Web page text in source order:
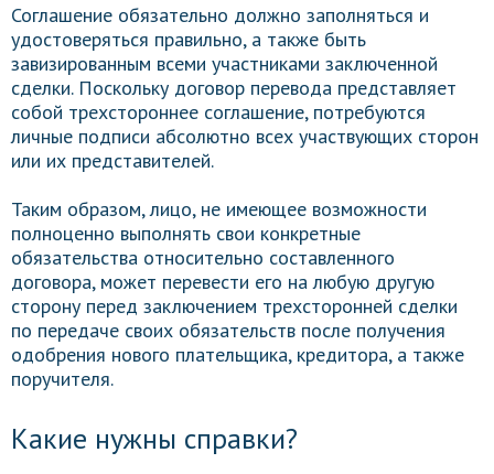
Соглашение обязательно должно заполняться и
удостоверяться правильно, а также быть
завизированным всеми участниками заключенной
сделки. Поскольку договор перевода представляет
собой трехстороннее соглашение, потребуются
личные подписи абсолютно всех участвующих сторон
или их представителей.
Таким образом, лицо, не имеющее возможности
полноценно выполнять свои конкретные
обязательства относительно составленного
договора, может перевести его на любую другую
сторону перед заключением трехсторонней сделки
по передаче своих обязательств после получения
одобрения нового плательщика, кредитора, а также
поручителя.
Какие нужны справки?